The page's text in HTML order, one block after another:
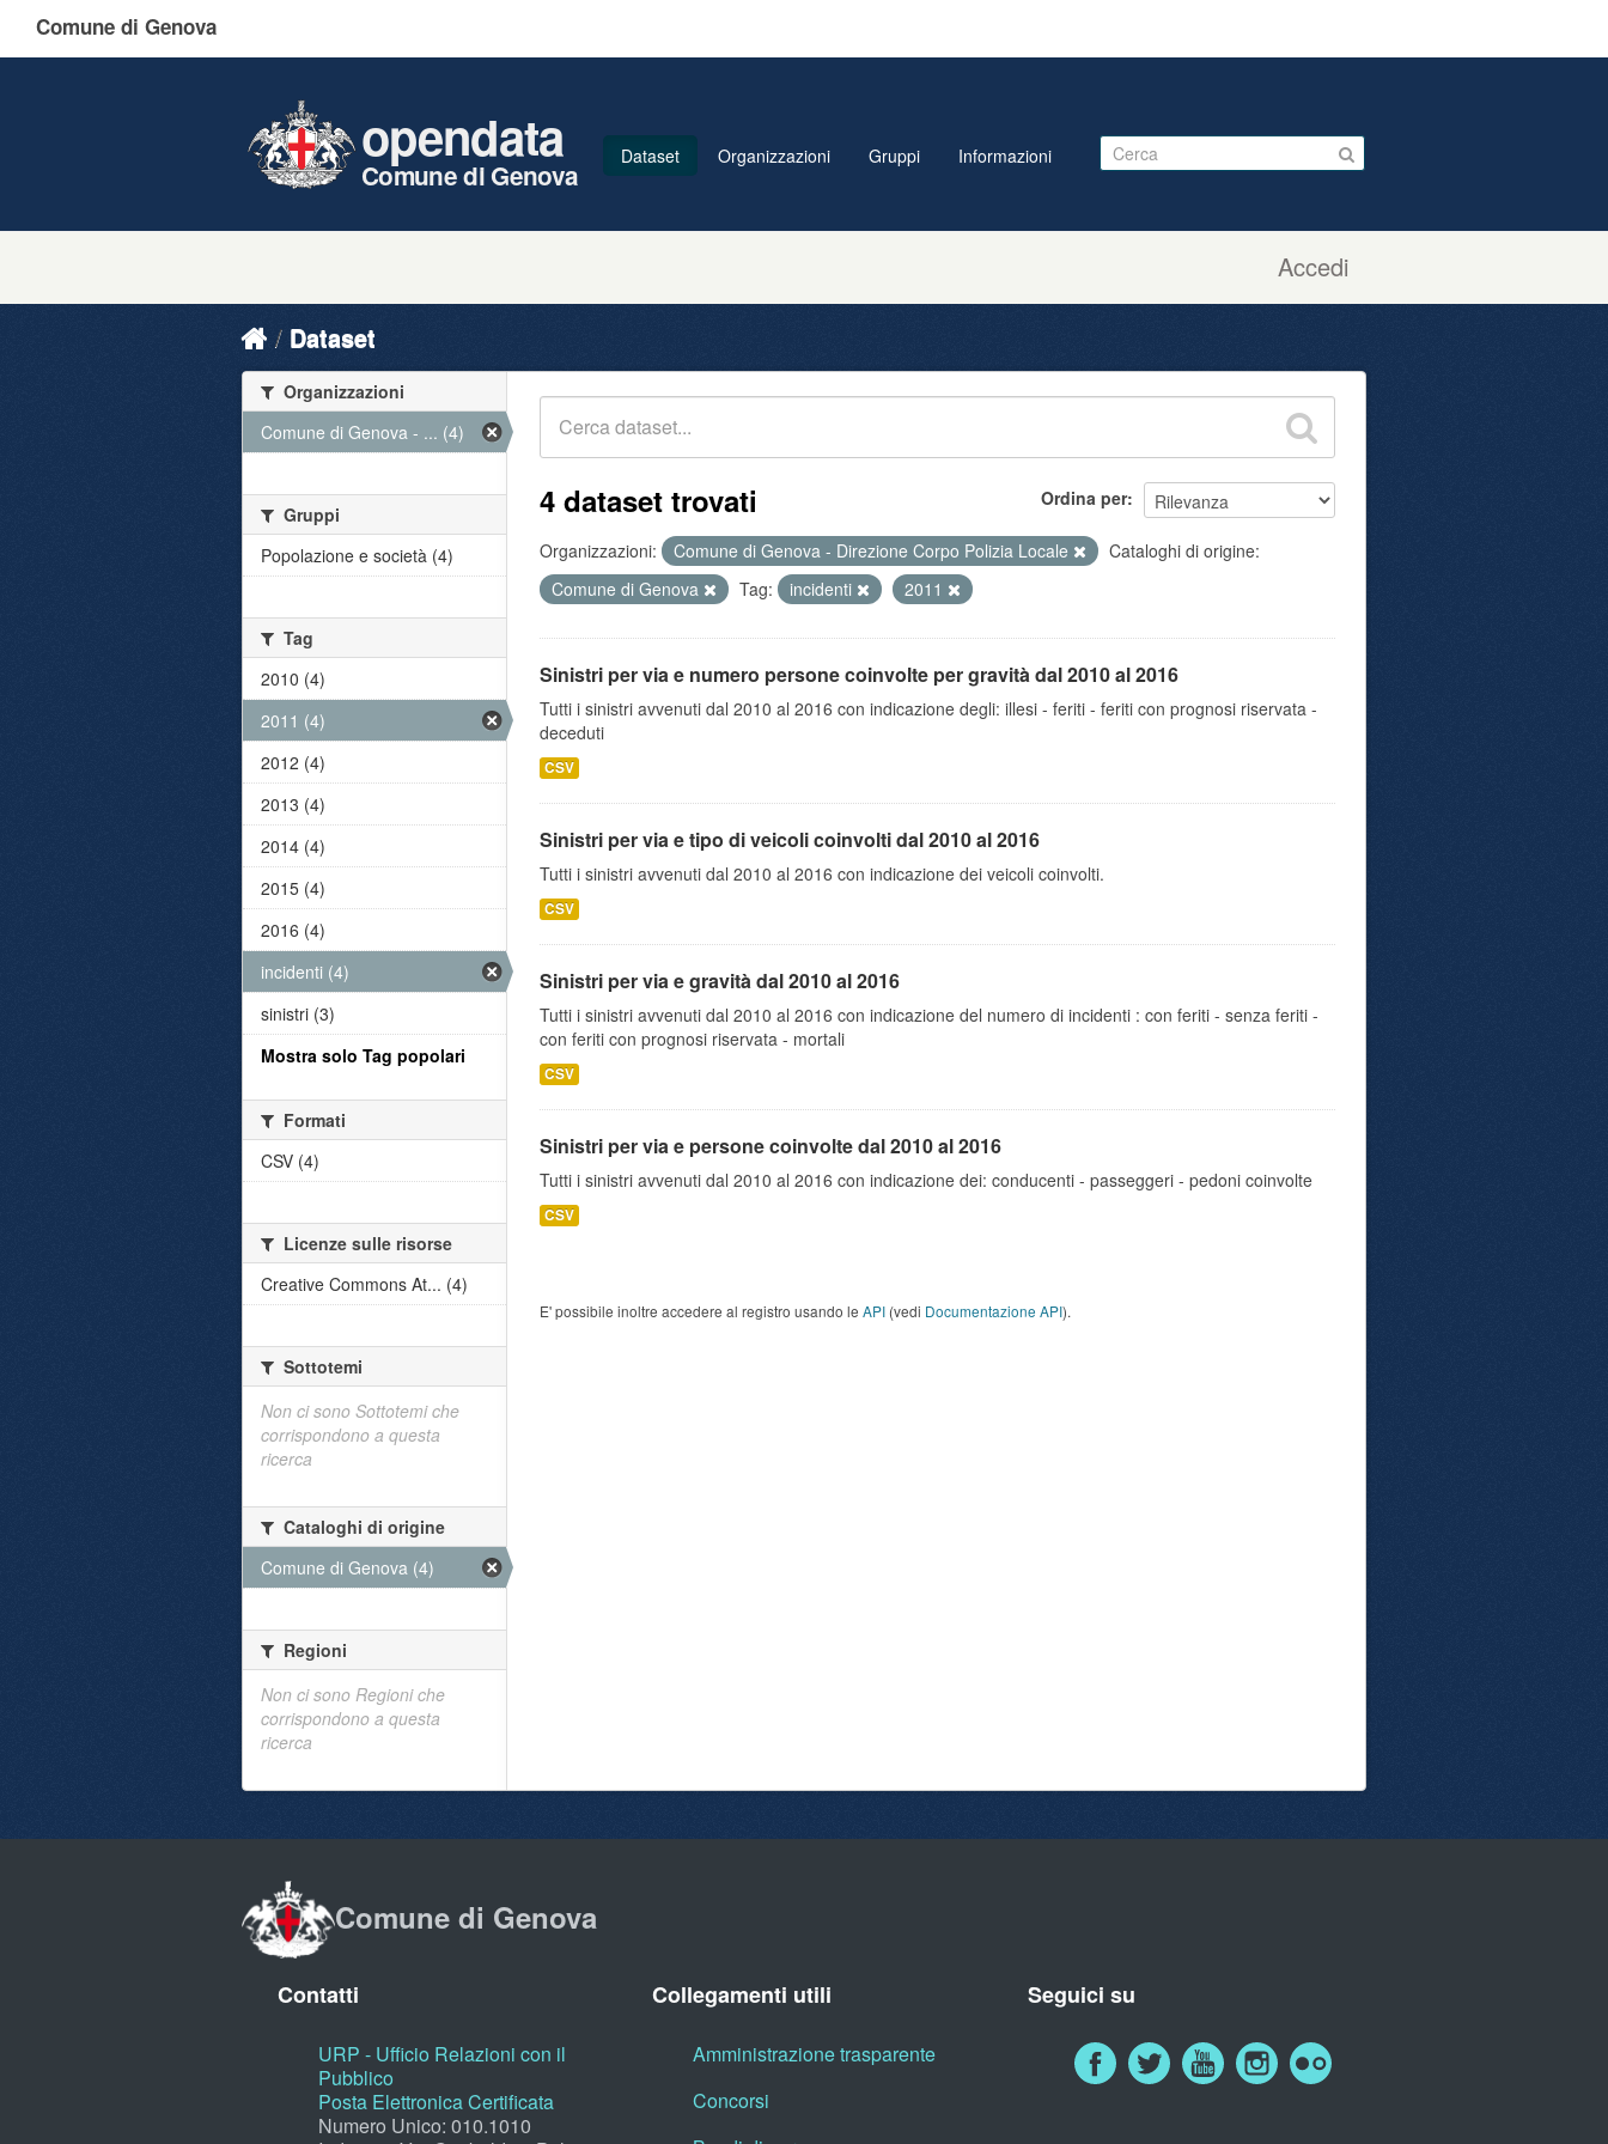
Comune di Genova
Accedi
opendata
Comune di Genova
Dataset Organizzazioni Gruppi Informazioni
Dataset
Ordina per
4 dataset trovati
Organizzazioni: Comune di Genova - Direzione Corpo Polizia Locale
Cataloghi di origine:
Comune di Genova
Tag: incidenti 2011
Sinistri per via e numero persone coinvolte per gravità dal 2010 al 2016
Tutti i sinistri avvenuti dal 2010 al 2016 con indicazione degli: illesi - feriti - feriti con prognosi riservata -
deceduti
CSV
Sinistri per via e tipo di veicoli coinvolti dal 2010 al 2016
Tutti i sinistri avvenuti dal 2010 al 2016 con indicazione dei veicoli coinvolti.
CSV
Sinistri per via e gravità dal 2010 al 2016
Tutti i sinistri avvenuti dal 2010 al 2016 con indicazione del numero di incidenti : con feriti - senza feriti -
con feriti con prognosi riservata - mortali
CSV
Sinistri per via e persone coinvolte dal 2010 al 2016
Tutti i sinistri avvenuti dal 2010 al 2016 con indicazione dei: conducenti - passeggeri - pedoni coinvolte
CSV
E' possibile inoltre accedere al registro usando le API (vedi Documentazione API).
Organizzazioni
Comune di Genova - ... (4)
Gruppi
Popolazione e società (4)
Tag
2010 (4)
2011 (4)
2012 (4)
2013 (4)
2014 (4)
2015 (4)
2016 (4)
incidenti (4)
sinistri (3)
Mostra solo Tag popolari
Formati
CSV (4)
Licenze sulle risorse
Creative Commons At... (4)
Sottotemi
Non ci sono Sottotemi che
corrispondono a questa
ricerca
Cataloghi di origine
Comune di Genova (4)
Regioni
Non ci sono Regioni che
corrispondono a questa
ricerca
Comune di Genova
Contatti
URP - Ufficio Relazioni con il
Pubblico
Posta Elettronica Certificata
Numero Unico: 010.1010
Collegamenti utili
Amministrazione trasparente
Concorsi
Seguici su